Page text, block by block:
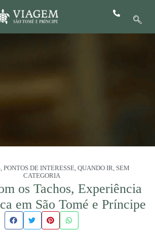
, PONTOS DE INTERESSE, QUANDO IR, SEM
CATEGORIA
os Tachos, Experiência
em São Tomé e Príncipe